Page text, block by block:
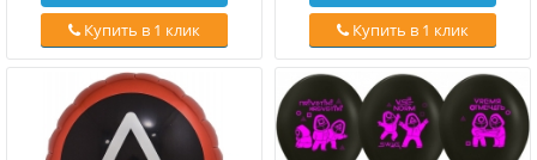
Купить в 1 клик Купить в 1 клик